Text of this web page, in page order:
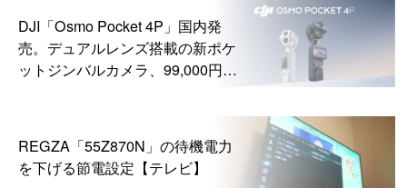
DJI「Osmo Pocket 4P」国内発
売。デュアルレンズ搭載の新ポケ
ットジンバルカメラ、99,000円か
REGZA「55Z870N」の待機電力
を下げる節電設定【テレビ】